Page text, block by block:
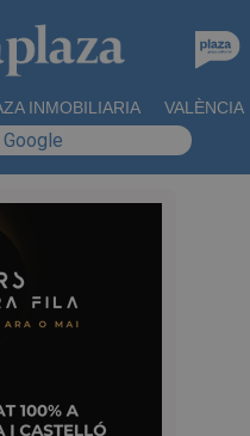
INMOBILIARIA VALÈNCIA